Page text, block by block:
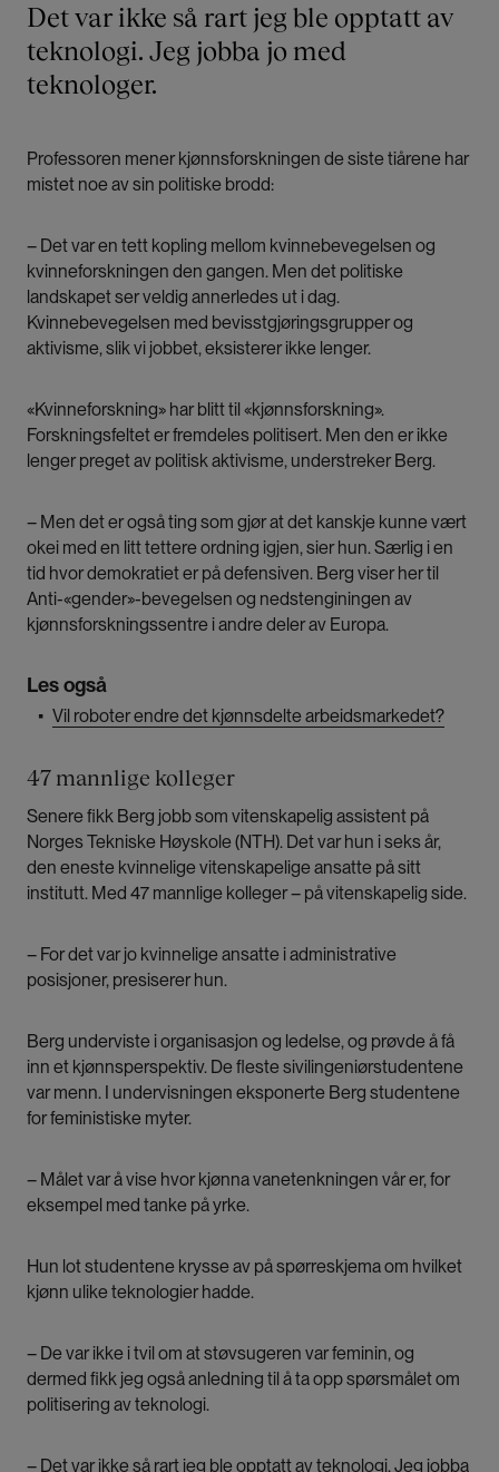
Det var ikke så rart jeg ble opptatt av
teknologi. Jeg jobba jo med
teknologer.
Professoren mener kjønnsforskningen de siste tiårene har
mistet noe av sin politiske brodd:
– Det var en tett kopling mellom kvinnebevegelsen og
kvinneforskningen den gangen. Men det politiske
landskapet ser veldig annerledes ut i dag.
Kvinnebevegelsen med bevisstgjøringsgrupper og
aktivisme, slik vi jobbet, eksisterer ikke lenger.
«Kvinneforskning» har blitt til «kjønnsforskning».
Forskningsfeltet er fremdeles politisert. Men den er ikke
lenger preget av politisk aktivisme, understreker Berg.
– Men det er også ting som gjør at det kanskje kunne vært
okei med en litt tettere ordning igjen, sier hun. Særlig i en
tid hvor demokratiet er på defensiven. Berg viser her til
Anti-«gender»-bevegelsen og nedstenginingen av
kjønnsforskningssentre i andre deler av Europa.
Les også
▪ Vil roboter endre det kjønnsdelte arbeidsmarkedet?
47 mannlige kolleger
Senere fikk Berg jobb som vitenskapelig assistent på
Norges Tekniske Høyskole (NTH). Det var hun i seks år,
den eneste kvinnelige vitenskapelige ansatte på sitt
institutt. Med 47 mannlige kolleger – på vitenskapelig side.
– For det var jo kvinnelige ansatte i administrative
posisjoner, presiserer hun.
Berg underviste i organisasjon og ledelse, og prøvde å få
inn et kjønnsperspektiv. De fleste sivilingeniørstudentene
var menn. I undervisningen eksponerte Berg studentene
for feministiske myter.
– Målet var å vise hvor kjønna vanetenkningen vår er, for
eksempel med tanke på yrke.
Hun lot studentene krysse av på spørreskjema om hvilket
kjønn ulike teknologier hadde.
– De var ikke i tvil om at støvsugeren var feminin, og
dermed fikk jeg også anledning til å ta opp spørsmålet om
politisering av teknologi.
– Det var ikke så rart jeg ble opptatt av teknologi. Jeg jobba